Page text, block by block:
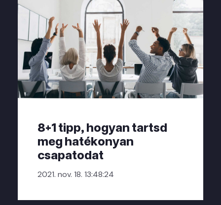
8+1 tipp, hogyan tartsd
meg hatékonyan
csapatodat
2021. nov. 18. 13:48:24